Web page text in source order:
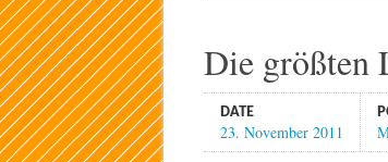
Die größten
DATE
23. November 2011